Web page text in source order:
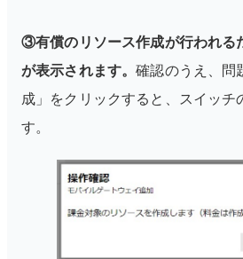
③有償のリソース作成が行われる
が表示されます。確認のうえ、問
成」をクリックすると、スイッチ
す。